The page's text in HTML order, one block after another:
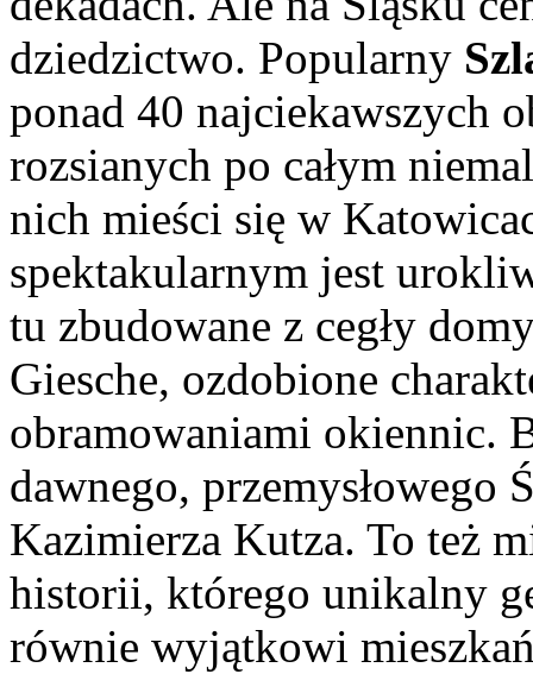
dziedzictwo. Popularny
ponad 40 najciekawszych
rozsianych po całym
nich mieści się w
spektakularnym jest
tu zbudowane z cegły
Giesche, ozdobione
obramowaniami okiennic.
dawnego,
Kazimierza Kutza. To też
historii, którego unikalny
równie wyjątkowi